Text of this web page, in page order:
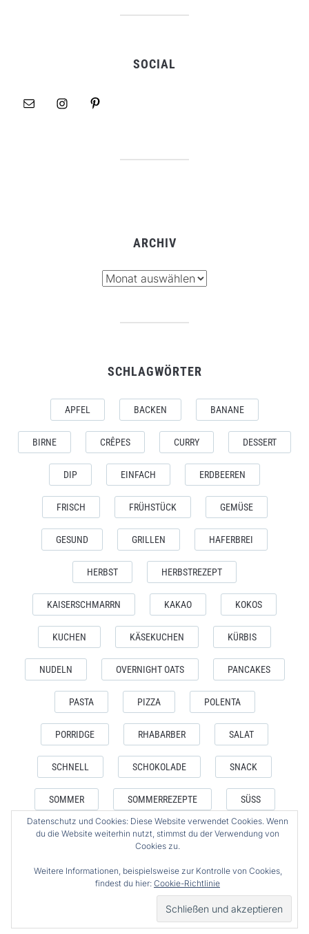
SOCIAL
Datenschutz und Cookies: Diese Website verwendet Cookies. Wenn
du die Website weiterhin nutzt, stimmst du der Verwendung von
Cookies zu.
Weitere Informationen, beispielsweise zur Kontrolle von Cookies,
findest du hier: Cookie-Richtlinie
ARCHIV
SCHLAGWÖRTER
APFEL BACKEN BANANE
BIRNE CRÊPES CURRY DESSERT
DIP EINFACH ERDBEEREN
FRISCH FRÜHSTÜCK GEMÜSE
GESUND GRILLEN HAFERBREI
HERBST HERBSTREZEPT
KAISERSCHMARRN KAKAO KOKOS
KUCHEN KÄSEKUCHEN KÜRBIS
NUDELN OVERNIGHT OATS PANCAKES
PASTA PIZZA POLENTA
PORRIDGE RHABARBER SALAT
SCHNELL SCHOKOLADE SNACK
SOMMER SOMMERREZEPTE SÜSS
VEGAN VEGETARISCH WAFFELN